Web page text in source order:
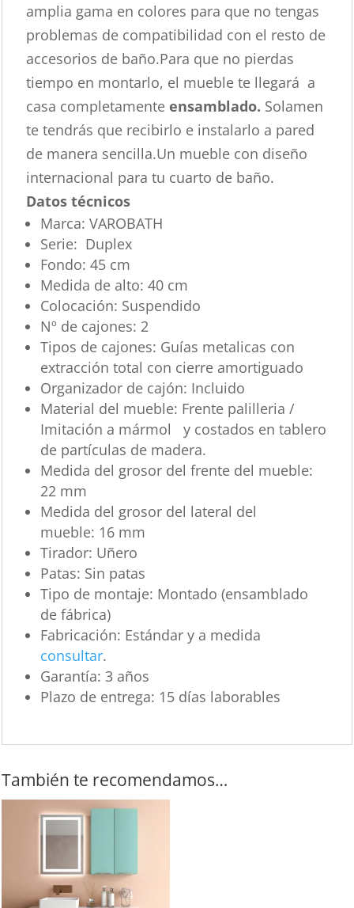
amplia gama en colores para que no tengas
problemas de compatibilidad con el resto de
accesorios de baño.Para que no pierdas
tiempo en montarlo, el mueble te llegará a
casa completamente ensamblado. Solamen
te tendrás que recibirlo e instalarlo a pared
de manera sencilla.Un mueble con diseño
internacional para tu cuarto de baño.
Datos técnicos
Marca: VAROBATH
Serie: Duplex
Fondo: 45 cm
Medida de alto: 40 cm
Colocación: Suspendido
Nº de cajones: 2
Tipos de cajones: Guías metalicas con
extracción total con cierre amortiguado
Organizador de cajón: Incluido
Material del mueble: Frente palilleria /
Imitación a mármol y costados en tablero
de partículas de madera.
Medida del grosor del frente del mueble:
22 mm
Medida del grosor del lateral del
mueble: 16 mm
Tirador: Uñero
Patas: Sin patas
Tipo de montaje: Montado (ensamblado
de fábrica)
Fabricación: Estándar y a medida
consultar.
Garantía: 3 años
Plazo de entrega: 15 días laborables
También te recomendamos…